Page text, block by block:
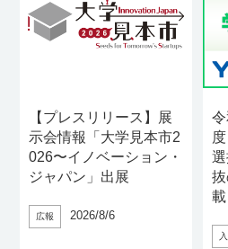
【プレスリリース】展
示会情報「大学見本市2
026〜イノベーション・
ジャパン」出展
広報 2026/8/6